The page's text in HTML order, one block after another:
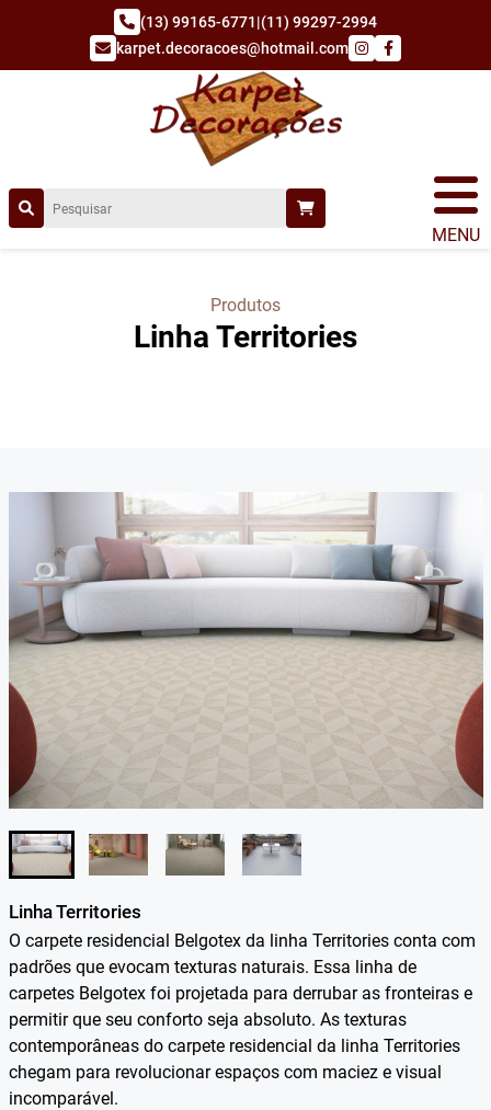
(13) 99165-6771|(11) 99297-2994
karpet.decoracoes@hotmail.com
MENU
Produtos
Linha Territories
Linha Territories
O carpete residencial Belgotex da linha Territories conta com
padrões que evocam texturas naturais. Essa linha de
carpetes Belgotex foi projetada para derrubar as fronteiras e
permitir que seu conforto seja absoluto. As texturas
contemporâneas do carpete residencial da linha Territories
chegam para revolucionar espaços com maciez e visual
incomparável.